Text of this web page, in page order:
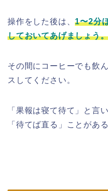
操作をした後は、1〜2分
しておいてあげましょう
その間にコーヒーでも飲
スしてください。
「果報は寝て待て」と言
「待てば直る」ことがあ